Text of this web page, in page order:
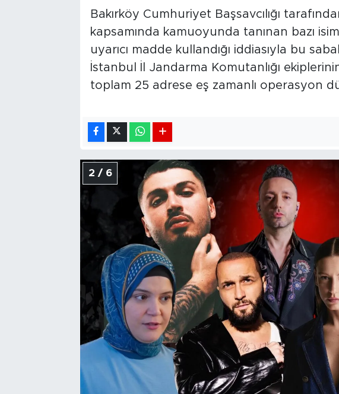
Bakırköy Cumhuriyet Başsavcılığı
kapsamında kamuoyunda tanınan bazı
uyarıcı madde kullandığı iddiasıyla bu
İstanbul İl Jandarma Komutanlığı
toplam 25 adrese eş zamanlı operasyon
2 / 6